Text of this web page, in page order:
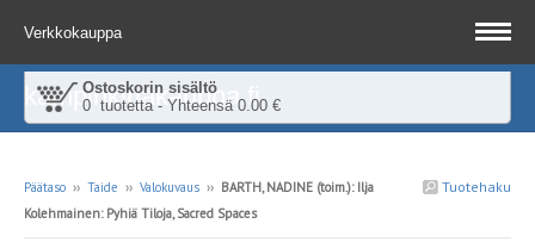
Verkkokauppa
Ostoskorin sisältö
0 tuotetta - Yhteensä 0.00 €
kampinkirjakauppa.fi
Tuotehaku
Päätaso ›› Taide ›› Valokuvaus ›› BARTH, NADINE (toim.): Ilja
Kolehmainen: Pyhiä Tiloja, Sacred Spaces